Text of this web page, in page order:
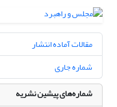
مقالات آماده انتشار
شماره جاری
شماره‌های پیشین نشریه